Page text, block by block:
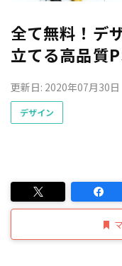
全て無料！デ
立てる高品質
更新日: 2020年07月30日
デザイン